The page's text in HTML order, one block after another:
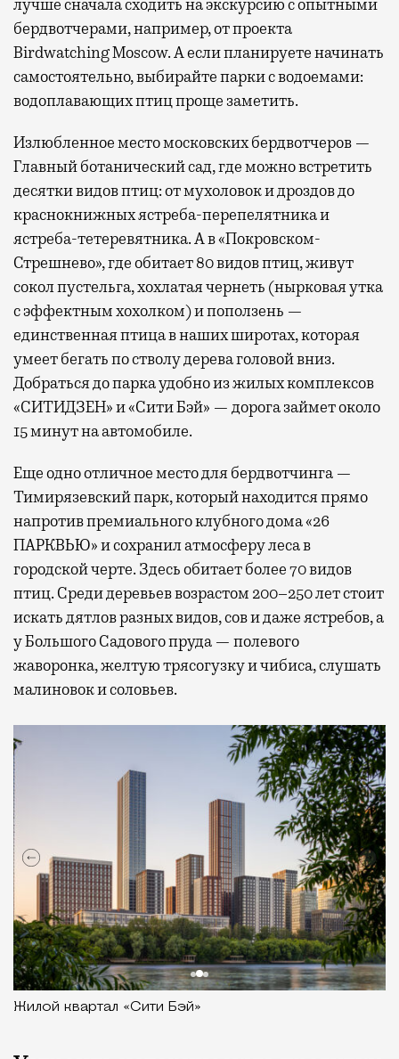
лучше сначала сходить на экскурсию с опытными
бердвотчерами, например, от проекта
Birdwatching Moscow. А если планируете начинать
самостоятельно, выбирайте парки с водоемами:
водоплавающих птиц проще заметить.
Излюбленное место московских бердвотчеров —
Главный ботанический сад, где можно встретить
десятки видов птиц: от мухоловок и дроздов до
краснокнижных ястреба-перепелятника и
ястреба-тетеревятника. А в «Покровском-
Стрешнево», где обитает 80 видов птиц, живут
сокол пустельга, хохлатая чернеть (нырковая утка
с эффектным хохолком) и поползень —
единственная птица в наших широтах, которая
умеет бегать по стволу дерева головой вниз.
Добраться до парка удобно из жилых комплексов
«СИТИДЗЕН» и «Сити Бэй» — дорога займет около
15 минут на автомобиле.
Еще одно отличное место для бердвотчинга —
Тимирязевский парк, который находится прямо
напротив премиального клубного дома «26
ПАРКВЬЮ» и сохранил атмосферу леса в
городской черте. Здесь обитает более 70 видов
птиц. Среди деревьев возрастом 200–250 лет стоит
искать дятлов разных видов, сов и даже ястребов, а
у Большого Садового пруда — полевого
жаворонка, желтую трясогузку и чибиса, слушать
малиновок и соловьев.
Жилой квартал «Сити Бэй»